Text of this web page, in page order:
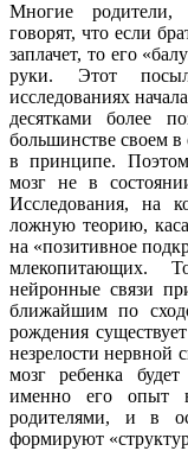
Многие родители,
говорят, что если
заплачет, то его
руки. Этот
исследованиях
десятками более
большинстве своем
в принципе.
мозг не в
Исследования, на
ложную теорию,
на «позитивное
млекопитающих.
нейронные связи
ближайшим по
рождения
незрелости нервной
мозг ребенка
именно его опыт
родителями, и в
формируют